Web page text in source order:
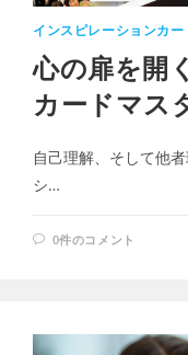
インスピレーションカー
心の扉を開
カードマス
自己理解、そして他
シ…
0件のコメント